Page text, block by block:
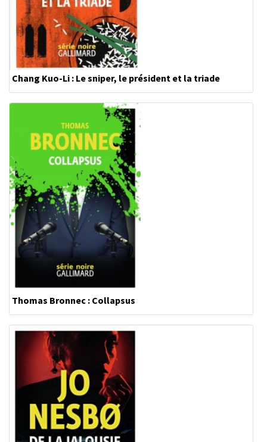
Chang Kuo-Li : Le sniper, le président et la triade
Thomas Bronnec : Collapsus